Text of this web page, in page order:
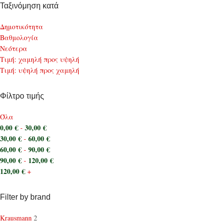
Ταξινόμηση κατά
Δημοτικότητα
Bαθμολογία
Νεότερα
Τιμή: χαμηλή προς υψηλή
Τιμή: υψηλή προς χαμηλή
Φίλτρο τιμής
Όλα
0,00€ - 30,00€
30,00€ - 60,00€
60,00€ - 90,00€
90,00€ - 120,00€
120,00€ +
Filter by brand
Krausmann 2